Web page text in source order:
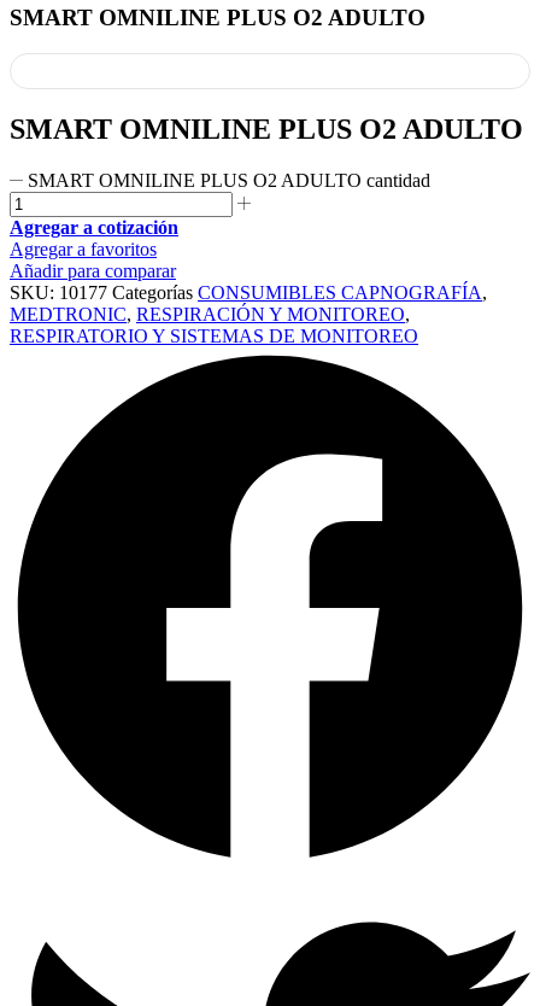
SMART OMNILINE PLUS O2 ADULTO
SMART OMNILINE PLUS O2 ADULTO
SMART OMNILINE PLUS O2 ADULTO cantidad
Agregar a cotización
Agregar a favoritos
Añadir para comparar
SKU: 10177 Categorías CONSUMIBLES CAPNOGRAFÍA,
MEDTRONIC, RESPIRACIÓN Y MONITOREO,
RESPIRATORIO Y SISTEMAS DE MONITOREO